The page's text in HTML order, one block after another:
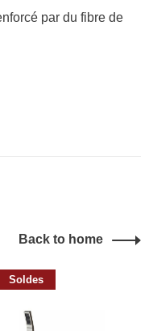
par du fibre de
Back to home
Soldes